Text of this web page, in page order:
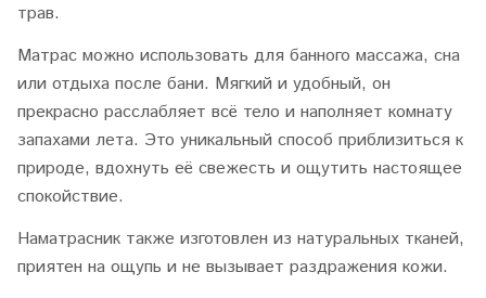
трав.
Матрас можно использовать для банного массажа, сна
или отдыха после бани. Мягкий и удобный, он
прекрасно расслабляет всё тело и наполняет комнату
запахами лета. Это уникальный способ приблизиться к
природе, вдохнуть её свежесть и ощутить настоящее
спокойствие.
Наматрасник также изготовлен из натуральных тканей,
приятен на ощупь и не вызывает раздражения кожи.